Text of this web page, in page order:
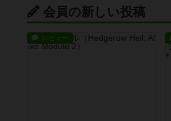
会員の新しい投稿
レビュー